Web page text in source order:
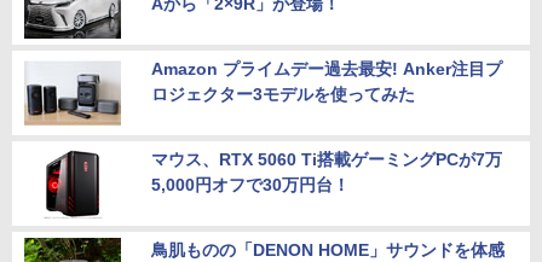
Aから「2×9R」が登場！
Amazon プライムデー過去最安! Anker注目プ
ロジェクター3モデルを使ってみた
マウス、RTX 5060 Ti搭載ゲーミングPCが7万
5,000円オフで30万円台！
鳥肌ものの「DENON HOME」サウンドを体感